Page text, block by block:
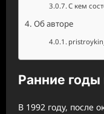
С кем
Об авторе
pristroykin_
Ранние годы
В 1992 году, после